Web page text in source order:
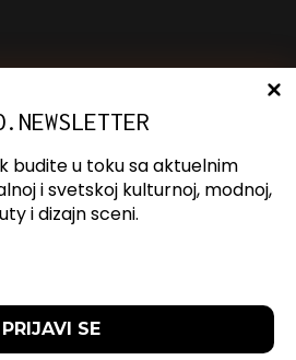
budite u toku sa aktuelnim
i svetskoj kulturnoj, modnoj,
i dizajn sceni.